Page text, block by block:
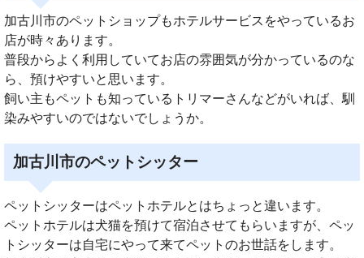
加古川市のペットショップもホテルサービスをやっているお
店が時々あります。
普段からよく利用していてお店の雰囲気が分かっているのな
ら、預けやすいと思います。
飼い主もペットも知っているトリマーさんなどがいれば、馴
染みやすいのではないでしょうか。
加古川市のペットシッター
ペットシッターはペットホテルとはちょっと違います。
ペットホテルは犬猫を預けて宿泊させてもらいますが、ペッ
トシッターは自宅にやって来てペットのお世話をします。